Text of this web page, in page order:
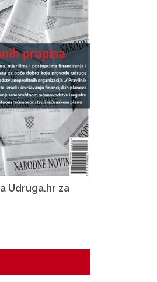
Udruga.hr za